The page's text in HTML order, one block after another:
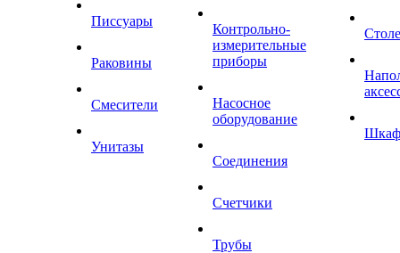
Писсуары
Раковины
Смесители
Унитазы
Контрольно-
измерительные
приборы
Насосное
оборудование
Соединения
Счетчики
Трубы